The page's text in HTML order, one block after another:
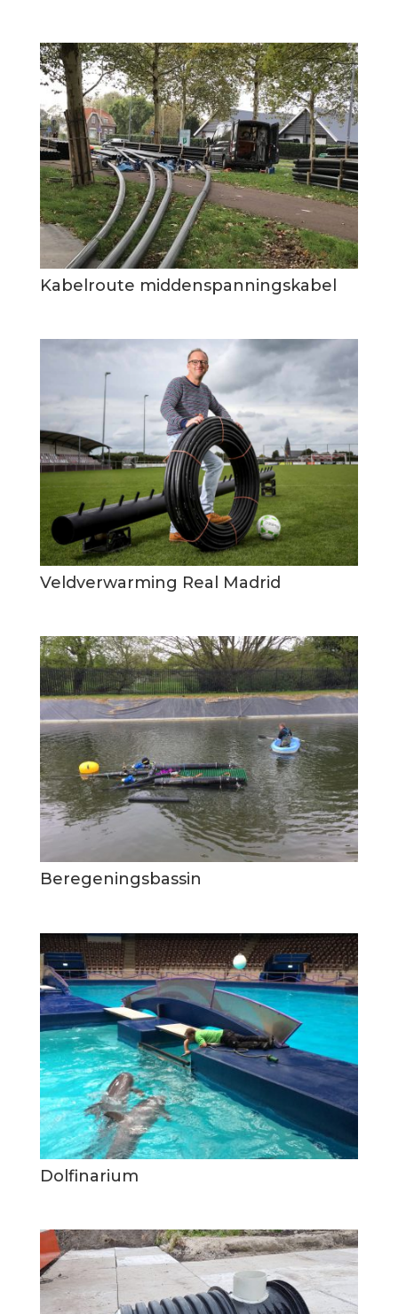
Kabelroute middenspanningskabel
Veldverwarming Real Madrid
Beregeningsbassin
Dolfinarium